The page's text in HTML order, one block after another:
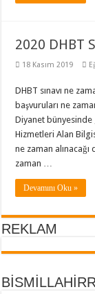
2020 DHBT
18 Kasım 2019
DHBT sınavı ne
başvuruları ne
Diyanet bünyesinde
Hizmetleri Alan
ne zaman
zaman …
Devamını Oku »
REKLAM